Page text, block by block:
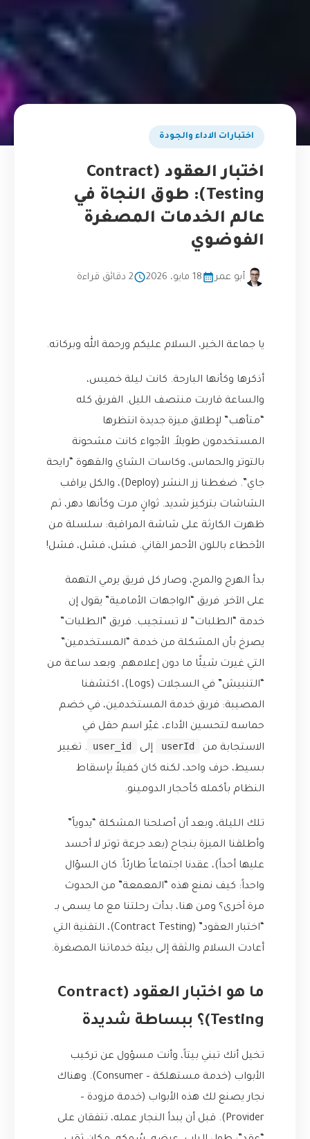
اختبارات الاداء والجودة
اختبار العقود (Contract
Testing): طوق النجاة في
عالم الخدمات المصغرة
الفوضوي
أبو عمر 18 مايو، 2026 2 دقائق قراءة
يا جماعة الخير، السلام عليكم ورحمة الله وبركاته.
أذكرها وكأنها البارحة. كانت ليلة خميس،
والساعة قاربت منتصف الليل. الفريق كله
“متأهب” لإطلاق ميزة جديدة انتظرها
المستخدمون طويلاً. الأجواء كانت مشحونة
بالتوتر والحماس، وكاسات الشاي والقهوة “رايحة
جاي”. ضغطنا زر النشر (Deploy)، والكل يراقب
الشاشات بتركيز شديد. ثوانٍ مرت وكأنها دهر، ثم
ظهرت الكارثة على شاشة المراقبة: سلسلة من
الأخطاء باللون الأحمر القاني. فشل، فشل، فشل!
بدأ الهرج والمرج، وصار كل فريق يرمي التهمة
على الآخر. فريق “الواجهات الأمامية” يقول إن
خدمة “الطلبات” لا تستجيب. فريق “الطلبات”
يصرخ بأن المشكلة من خدمة “المستخدمين”
التي غيرت شيئًا ما دون إعلامهم. وبعد ساعة من
“التنبيش” في السجلات (Logs)، اكتشفنا
المصيبة: فريق خدمة المستخدمين، في خضم
حماسه لتحسين الأداء، غيّر اسم حقل في
الاستجابة من
userId إلى user_id
. تغيير
بسيط، حرف واحد، لكنه كان كفيلاً بإسقاط
النظام بأكمله كأحجار الدومينو.
تلك الليلة، وبعد أن أصلحنا المشكلة “يدوياً”
وأطلقنا الميزة بنجاح (بعد جرعة توتر لا أحسد
عليها أحداً)، عقدنا اجتماعاً طارئاً. كان السؤال
واحداً: كيف نمنع هذه “المعمعة” من الحدوث
مرة أخرى؟ ومن هنا، بدأت رحلتنا مع ما يسمى بـ
“اختبار العقود” (Contract Testing)، التقنية التي
أعادت السلام والثقة إلى بيئة خدماتنا المصغرة.
ما هو اختبار العقود (Contract
Testing)؟ ببساطة شديدة
تخيل أنك تبني بيتاً، وأنت مسؤول عن تركيب
الأبواب (خدمة مستهلكة – Consumer). وهناك
نجار يصنع لك هذه الأبواب (خدمة مزودة –
Provider). قبل أن يبدأ النجار عمله، تتفقان على